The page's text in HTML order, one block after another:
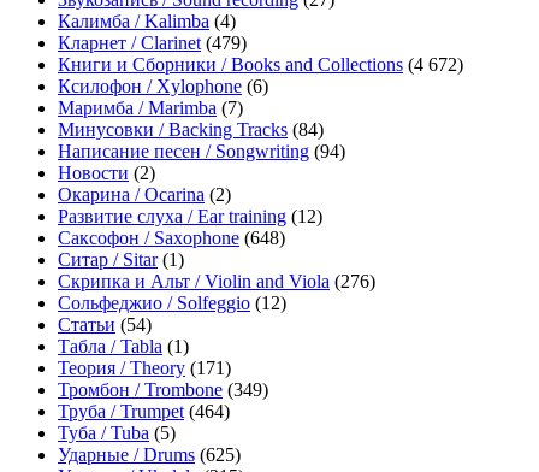
Калимба / Kalimba (4)
Кларнет / Clarinet (479)
Книги и Сборники / Books and Collections (4 672)
Ксилофон / Xylophone (6)
Маримба / Marimba (7)
Минусовки / Backing Tracks (84)
Написание песен / Songwriting (94)
Новости (2)
Окарина / Ocarina (2)
Развитие слуха / Ear training (12)
Саксофон / Saxophone (648)
Ситар / Sitar(1)
Скрипка и Альт / Violin and Viola (276)
Сольфеджио / Solfeggio (12)
Статьи (54)
Табла / Tabla (1)
Теория / Theory (171)
Тромбон / Trombone (349)
Труба / Trumpet (464)
Туба / Tuba (5)
Ударные / Drums (625)